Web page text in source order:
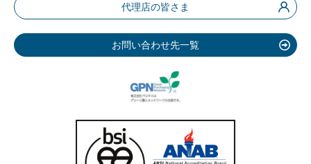
代理店の皆さま
お問い合わせ先一覧